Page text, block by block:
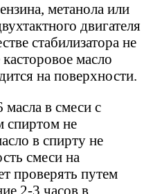
метанола или
двигателя
стабилизатора не
масло
на поверхности.
в смеси с
спиртом не
в спирту не
смеси на
проверять путем
2-3 часов в